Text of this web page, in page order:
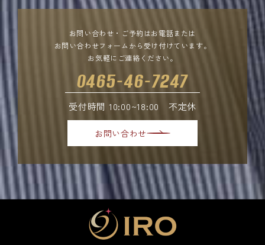
お問い合わせ・ご予約はお電話または
お問い合わせフォームから受け付けています。
お気軽にご連絡ください。
0465-46-7247
受付時間 10:00~18:00 不定休
お問い合わせ